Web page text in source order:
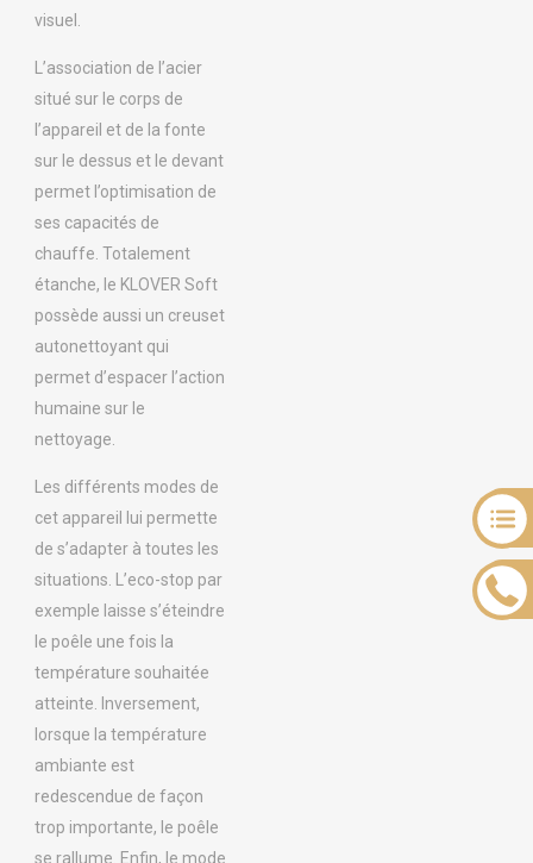
visuel.
L’association de l’acier
situé sur le corps de
l’appareil et de la fonte
sur le dessus et le devant
permet l’optimisation de
ses capacités de
chauffe. Totalement
étanche, le KLOVER Soft
possède aussi un creuset
autonettoyant qui
permet d’espacer l’action
humaine sur le
nettoyage.
Les différents modes de
cet appareil lui permette
de s’adapter à toutes les
situations. L’eco-stop par
exemple laisse s’éteindre
le poêle une fois la
température souhaitée
atteinte. Inversement,
lorsque la température
ambiante est
redescendue de façon
trop importante, le poêle
se rallume. Enfin, le mode